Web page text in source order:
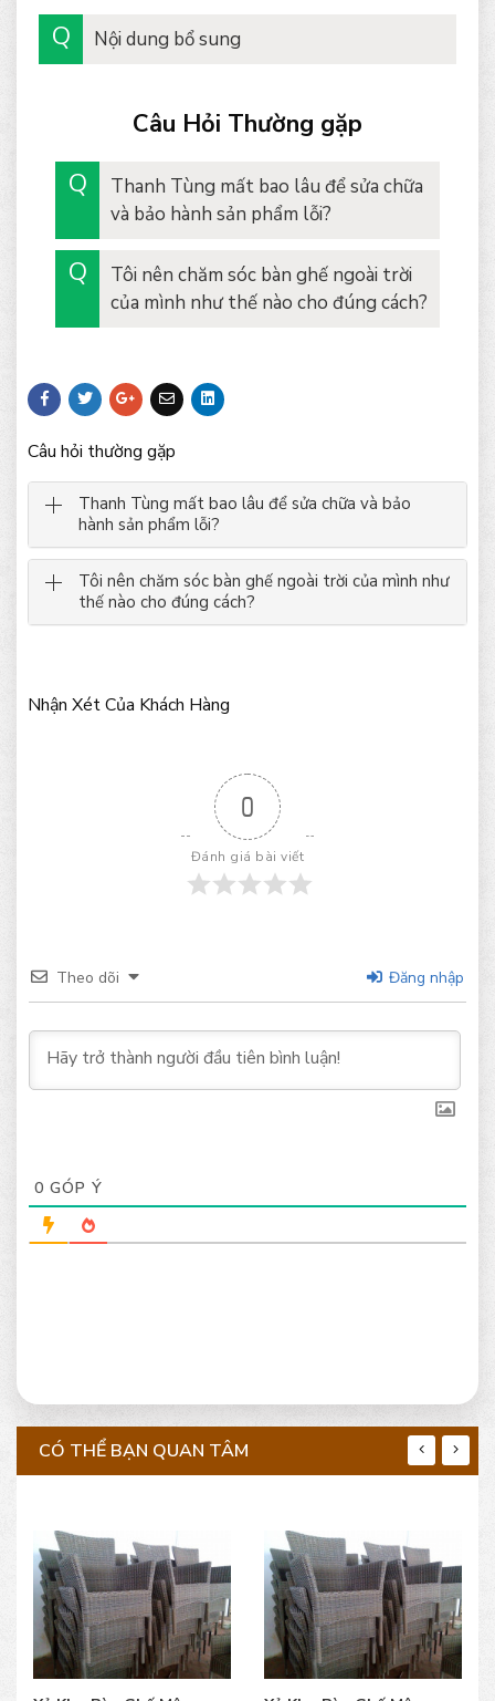
Nội dung bổ sung
Câu Hỏi Thường gặp
Thanh Tùng mất bao lâu để sửa chữa
và bảo hành sản phẩm lỗi?
Tôi nên chăm sóc bàn ghế ngoài trời
của mình như thế nào cho đúng cách?
Câu hỏi thường gặp
Thanh Tùng mất bao lâu để sửa chữa và bảo
hành sản phẩm lỗi?
Tôi nên chăm sóc bàn ghế ngoài trời của mình như
thế nào cho đúng cách?
Nhận Xét Của Khách Hàng
0
Đánh giá bài viết
Theo dõi Đăng nhập
0 GÓP Ý
CÓ THỂ BẠN QUAN TÂM